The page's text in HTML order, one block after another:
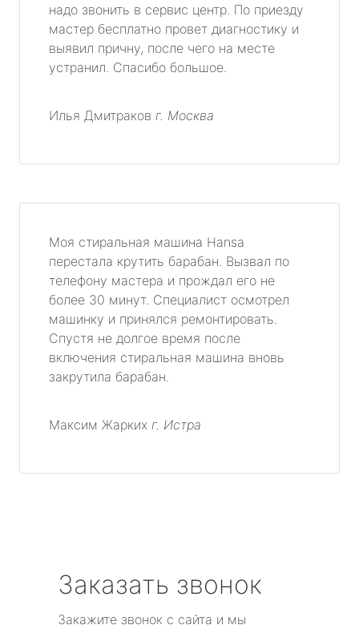
надо звонить в сервис центр. По приезду
мастер бесплатно провет диагностику и
выявил причну, после чего на месте
устранил. Спасибо большое.
Илья Дмитраков г. Москва
Моя стиральная машина Hansa
перестала крутить барабан. Вызвал по
телефону мастера и прождал его не
более 30 минут. Специалист осмотрел
машинку и принялся ремонтировать.
Спустя не долгое время после
включения стиральная машина вновь
закрутила барабан.
Максим Жарких г. Истра
Заказать звонок
Закажите звонок с сайта и мы